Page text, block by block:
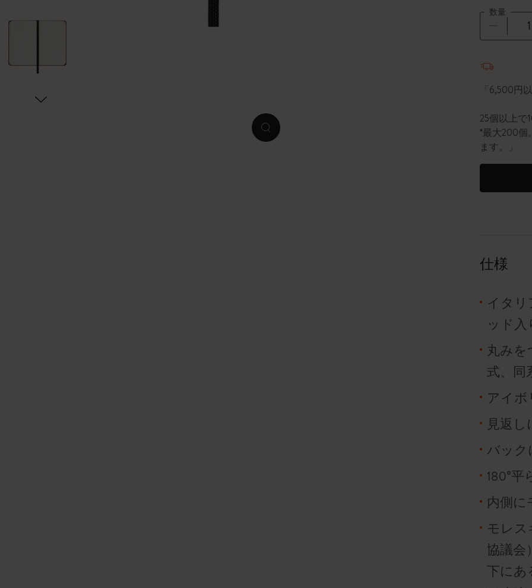
zoom.cta
数量
「6,500円
25個以上で
*最大200個
ます。」
仕様
イタ
ッド
丸み
式、同
アイボ
見返
バック
180°
内側
モレス
協議会
下にあ